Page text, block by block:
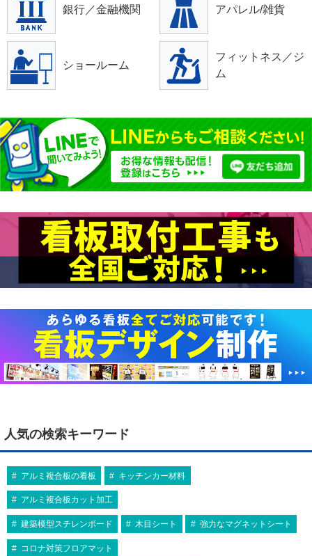
銀行／金融機関 アパレル/雑貨
ショールーム
フィットネス／ジ
ム
人気の検索キーワード
アルミ複合板の看板 キッチンカー材料
アルミ複合板カット加工
建築模型スチレンボード 木目シート 強力なマグネットシート
コロナ対策フロアマット